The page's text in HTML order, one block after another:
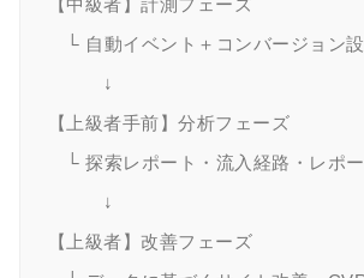
【中級者】計測フェーズ
└ 自動イベント＋コンバージョン
↓
【上級者手前】分析フェーズ
└ 探索レポート・流入経路・レポ
↓
【上級者】改善フェーズ